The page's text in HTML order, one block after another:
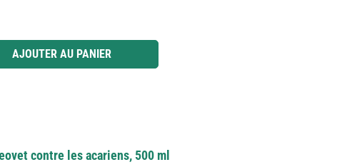
ou utilisez les boutons pour augmenter ou diminuer la quantité.
AJOUTER AU PANIER
contre les acariens, 500 ml